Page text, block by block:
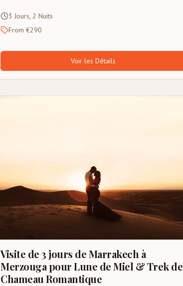
3 Jours, 2 Nuits
From €290
Voir les Détails
Visite de 3 jours de Marrakech à
Merzouga pour Lune de Miel & Trek de
Chameau Romantique